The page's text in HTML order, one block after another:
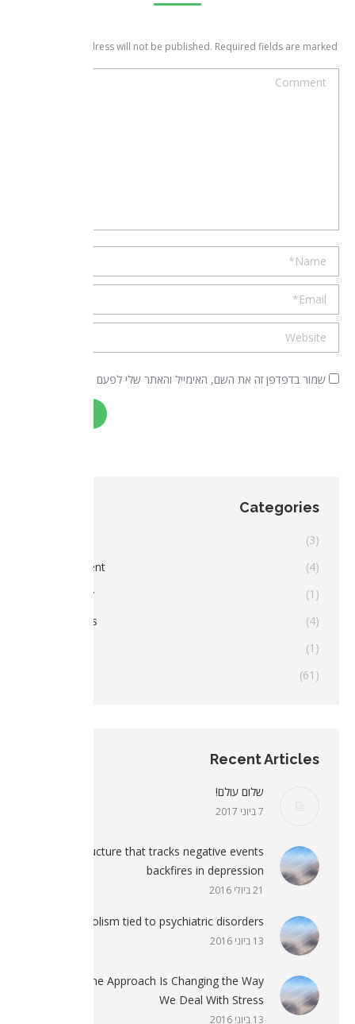
Your email address will not be published. Required fields are marked
Comment
Name *
Email *
Website
שמור בדפדפן זה את השם, האימייל והאתר שלי לפעם הבאה שאגיב.
Categories
(3)
Development
(4)
Psychology
(1)
Publications
(4)
(1)
(61)
Recent Articles
שלום עולם!
7 ביוני 2017
Brain structure that tracks negative events
backfires in depression
21 ביולי 2016
Workaholism tied to psychiatric disorders
13 ביוני 2016
Crisis Hotline Approach Is Changing the Way
We Deal With Stress
13 ביוני 2016